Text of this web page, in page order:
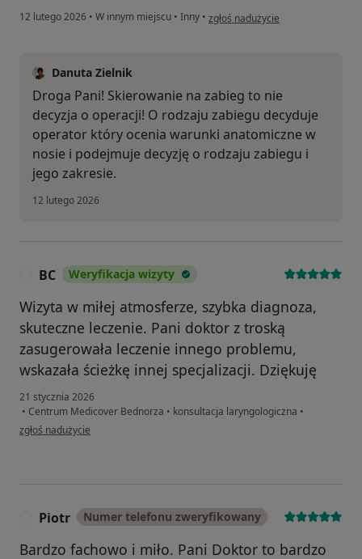
12 lutego 2026 • W innym miejscu • Inny • w opinii użytkownika ELka
zgłoś nadużycie
Danuta Zielnik
Droga Pani! Skierowanie na zabieg to nie
decyzja o operacji! O rodzaju zabiegu decyduje
operator który ocenia warunki anatomiczne w
nosie i podejmuje decyzję o rodzaju zabiegu i
jego zakresie.
12 lutego 2026
BC Weryfikacja wizyty
Wizyta w miłej atmosferze, szybka diagnoza,
skuteczne leczenie. Pani doktor z troską
zasugerowała leczenie innego problemu,
wskazała ścieżkę innej specjalizacji. Dziękuję
21 stycznia 2026
• Centrum Medicover Bednorza • konsultacja laryngologiczna •
w opinii użytkownika BC
zgłoś nadużycie
Piotr Numer telefonu zweryfikowany
Bardzo fachowo i miło. Pani Doktor to bardzo